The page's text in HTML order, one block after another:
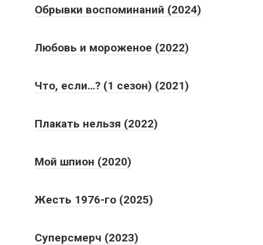
Обрывки воспоминаний (2024)
Любовь и мороженое (2022)
Что, если…? (1 сезон) (2021)
Плакать нельзя (2022)
Мой шпион (2020)
Жесть 1976-го (2025)
Суперсмерч (2023)